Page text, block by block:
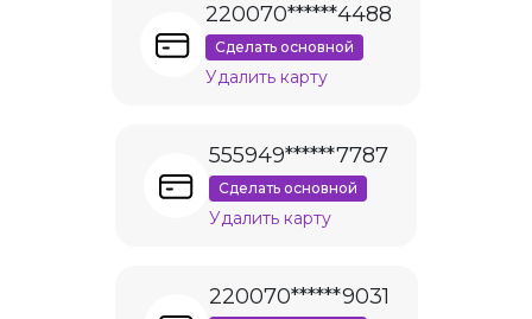
220070******4488
Сделать основной
Удалить карту
555949******7787
Сделать основной
Удалить карту
220070******9031